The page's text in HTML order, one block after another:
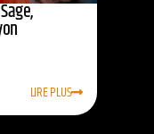
LIRE PLUS